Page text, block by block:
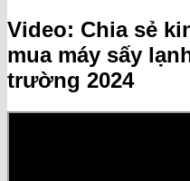
Video: Chia sẻ
mua máy sấy
trường 2024